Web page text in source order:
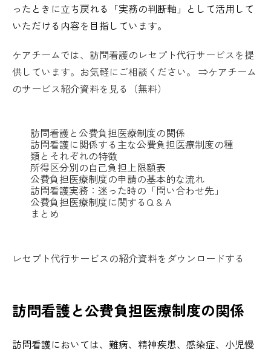
ったときに立ち戻れる「実務の判断軸」として活用して
いただける内容を目指しています。
ケアチームでは、訪問看護のレセプト代行サービスを提
供しています。お気軽にご相談ください。 ⇒ケアチーム
のサービス紹介資料を見る（無料）
訪問看護と公費負担医療制度の関係
訪問看護に関係する主な公費負担医療制度の種
類とそれぞれの特徴
所得区分別の自己負担上限額表
公費負担医療制度の申請の基本的な流れ
訪問看護実務：迷った時の「問い合わせ先」
公費負担医療制度に関するQ & A
まとめ
レセプト代行サービスの紹介資料をダウンロードする
訪問看護と公費負担医療制度の関係
訪問看護においては、難病、精神疾患、感染症、小児慢